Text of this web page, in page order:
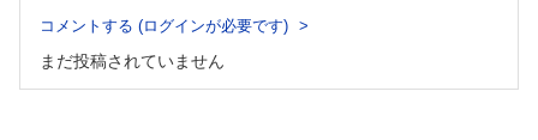
コメントする (ログインが必要です)
まだ投稿されていません